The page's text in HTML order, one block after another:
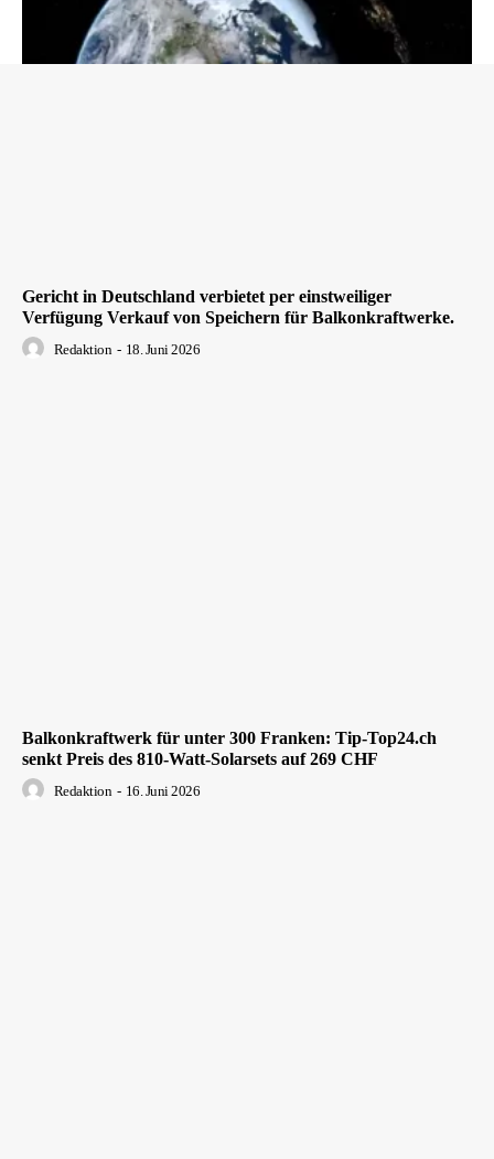
Gericht in Deutschland verbietet per einstweiliger
Verfügung Verkauf von Speichern für Balkonkraftwerke.
Redaktion - 18. Juni 2026
Balkonkraftwerk für unter 300 Franken: Tip-Top24.ch
senkt Preis des 810-Watt-Solarsets auf 269 CHF
Redaktion - 16. Juni 2026